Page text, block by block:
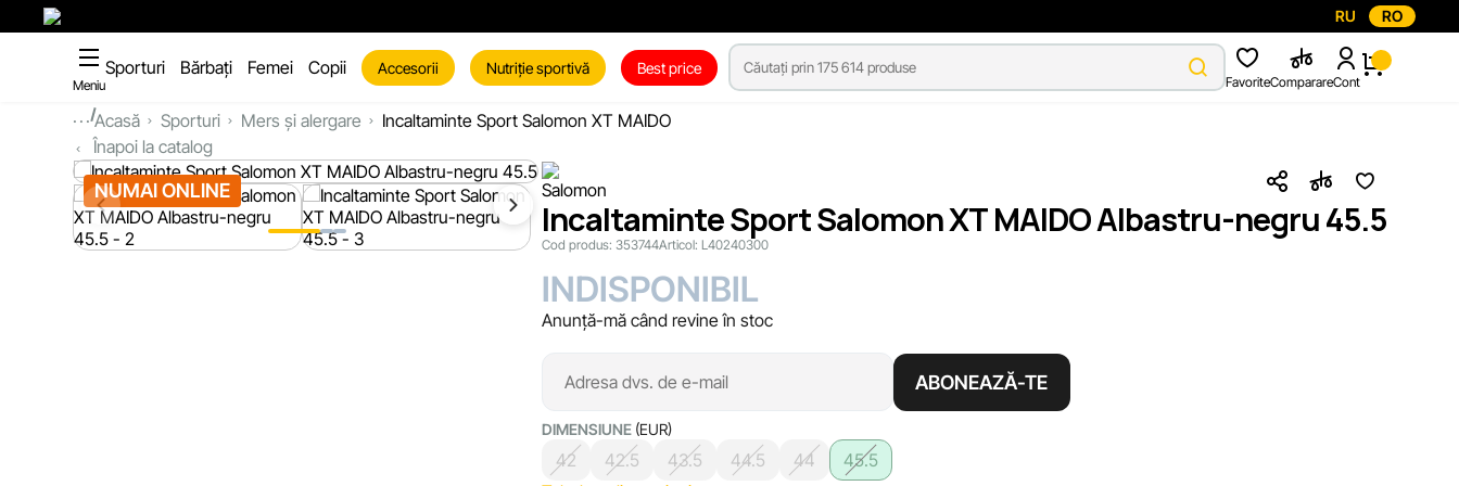
RU RO
Meniu
Sporturi Bărbați Femei Copii Accesorii Nutriție sportivă Best price
FavoriteComparareCont
...Acasă Sporturi Mers și alergare
Incaltaminte Sport Salomon XT MAIDO
Înapoi la catalog
NUMAI ONLINE
Incaltaminte Sport Salomon XT MAIDO Albastru-negru 45.5
Cod produs: 353744Articol: L40240300
INDISPONIBIL
Anunță-mă când revine în stoc
ABONEAZĂ-TE
DIMENSIUNE (EUR)
42 42.5 43.5 44.5 44
45.5